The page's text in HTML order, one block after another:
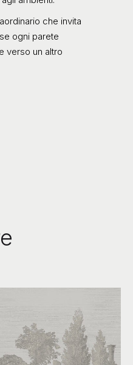
che invita
ogni parete
verso un altro